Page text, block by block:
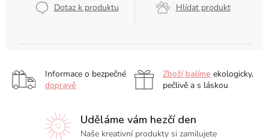
Dotaz k produktu Hlídat produkt
Informace o bezpečné
dopravě
Zboží balíme ekologicky,
pečlivě a s láskou
Uděláme vám hezčí den
Naše kreativní produkty si zamilujete